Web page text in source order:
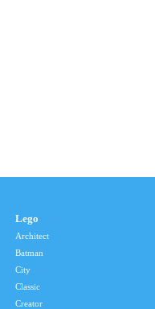
Lego
Architect
Batman
City
Classic
Creator